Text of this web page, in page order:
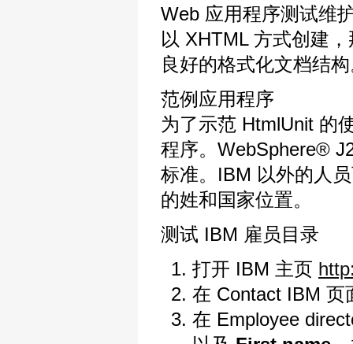
Web 应用程序测试维
以 XHTML 方式创建
良好的格式化文档结
范例应用程序
为了示范 HtmlUnit 的
程序。WebSphere®
标准。IBM 以外的人
的姓和国家位置。
测试 IBM 雇员目录
打开 IBM 主页
在 Contact IBM
在 Employee